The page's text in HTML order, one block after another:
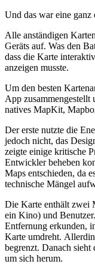
Und das war eine ganz
Alle anständigen
Geräts auf. Was den
dass die Karte
anzeigen musste.
Um den besten
App
natives MapKit,
Der erste nutzte die
jedoch nicht, das
zeigte einige kritische
Entwickler beheben
Maps entschieden, da
technische Mängel
Die Karte enthält zwei
ein Kino) und
Entfernung erkunden,
Karte umdreht.
begrenzt. Danach
um sich herum.